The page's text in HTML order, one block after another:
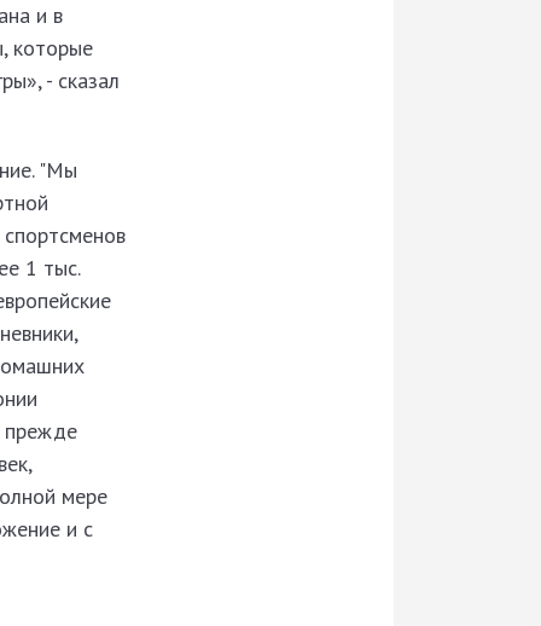
и в
которые
- сказал
"Мы
1 тыс.
прежде
мере
и с